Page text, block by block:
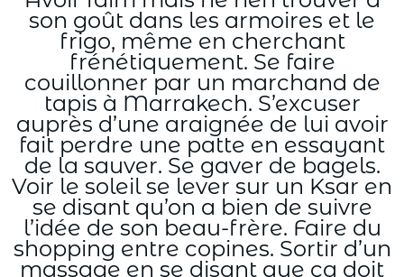
son goût dans les armoires et le
frigo, même en cherchant
frénétiquement. Se faire
couillonner par un marchand de
tapis à Marrakech. S’excuser
auprès d’une araignée de lui avoir
fait perdre une patte en essayant
de la sauver. Se gaver de bagels.
Voir le soleil se lever sur un Ksar en
se disant qu’on a bien de suivre
l’idée de son beau-frère. Faire du
shopping entre copines. Sortir d’un
massage en se disant que ça doit